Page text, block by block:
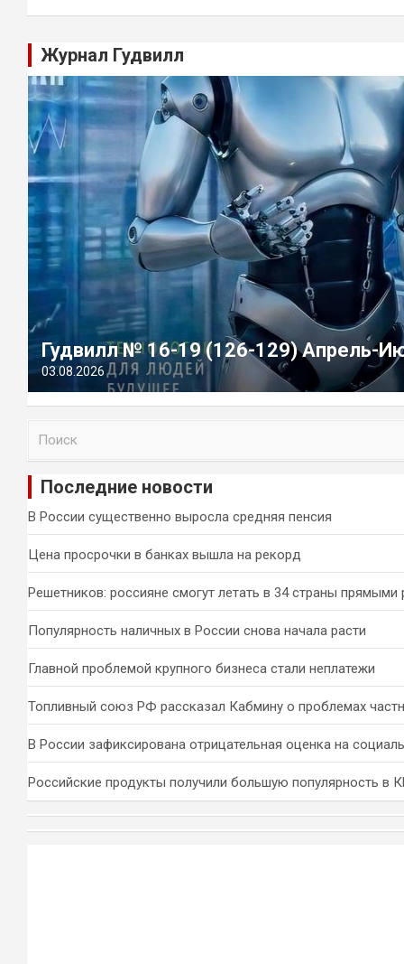
Журнал Гудвилл
Гудвилл № 16-19 (126-129) Апрель-
03.08.2026
и
Последние новости
В России существенно выросла средняя пенсия
Цена просрочки в банках вышла на рекорд
Решетников: россияне смогут летать в 34 страны прямыми
Популярность наличных в России снова начала расти
Главной проблемой крупного бизнеса стали неплатежи
Топливный союз РФ рассказал Кабмину о проблемах
В России зафиксирована отрицательная оценка на
Российские продукты получили большую популярность в